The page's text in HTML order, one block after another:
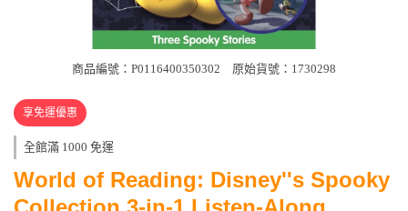
商品編號：P0116400350302 原始貨號：1730298
享免運優惠
全館滿 1000 免運
World of Reading: Disney''s Spooky